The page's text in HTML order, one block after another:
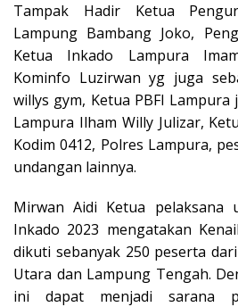
Tampak Hadir Ketua
Lampung Bambang Joko,
Ketua Inkado Lampura
Kominfo Luzirwan yg juga
willys gym, Ketua PBFI
Lampura Ilham Willy Julizar,
Kodim 0412, Polres Lampura,
undangan lainnya.
Mirwan Aidi Ketua pelaksana
Inkado 2023 mengatakan
dikuti sebanyak 250 peserta
Utara dan Lampung Tengah.
ini dapat menjadi sarana